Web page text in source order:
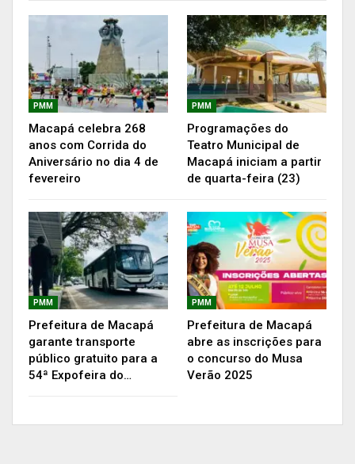
elementos da cultura afroamapaense
•Participação de encontros e seminários
O Museu do Negro fica localizado na Avenida
Feliciano Coelho, 98, no prédio do Improir.
Publicidade (x)
PMM
Macapá celebra 268
anos com Corrida do
Aniversário no dia 4 de
fevereiro
PMM
Programações do
Teatro Municipal de
Macapá iniciam a partir
de quarta-feira (23)
PMM
Prefeitura de Macapá
garante transporte
público gratuito para a
54ª Expofeira do…
PMM
Prefeitura de Macapá
abre as inscrições para
o concurso do Musa
Verão 2025